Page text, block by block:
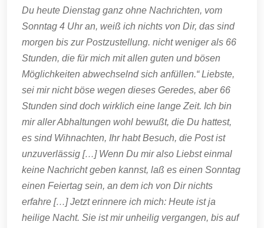
Du heute Dienstag ganz ohne Nachrichten, vom
Sonntag 4 Uhr an, weiß ich nichts von Dir, das sind
morgen bis zur Postzustellung. nicht weniger als 66
Stunden, die für mich mit allen guten und bösen
Möglichkeiten abwechselnd sich anfüllen.“ Liebste,
sei mir nicht böse wegen dieses Geredes, aber 66
Stunden sind doch wirklich eine lange Zeit. Ich bin
mir aller Abhaltungen wohl bewußt, die Du hattest,
es sind Wihnachten, Ihr habt Besuch, die Post ist
unzuverlässig […] Wenn Du mir also Liebst einmal
keine Nachricht geben kannst, laß es einen Sonntag
einen Feiertag sein, an dem ich von Dir nichts
erfahre […] Jetzt erinnere ich mich: Heute ist ja
heilige Nacht. Sie ist mir unheilig vergangen, bis auf